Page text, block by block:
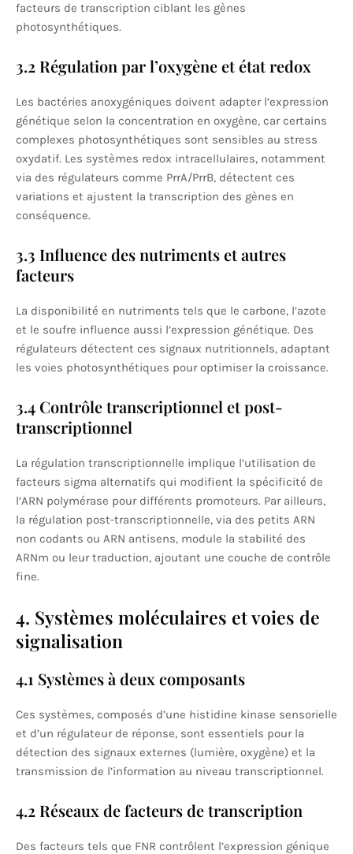
facteurs de transcription ciblant les gènes
photosynthétiques.
3.2 Régulation par l’oxygène et état redox
Les bactéries anoxygéniques doivent adapter l’expression
génétique selon la concentration en oxygène, car certains
complexes photosynthétiques sont sensibles au stress
oxydatif. Les systèmes redox intracellulaires, notamment
via des régulateurs comme PrrA/PrrB, détectent ces
variations et ajustent la transcription des gènes en
conséquence.
3.3 Influence des nutriments et autres
facteurs
La disponibilité en nutriments tels que le carbone, l’azote
et le soufre influence aussi l’expression génétique. Des
régulateurs détectent ces signaux nutritionnels, adaptant
les voies photosynthétiques pour optimiser la croissance.
3.4 Contrôle transcriptionnel et post-
transcriptionnel
La régulation transcriptionnelle implique l’utilisation de
facteurs sigma alternatifs qui modifient la spécificité de
l’ARN polymérase pour différents promoteurs. Par ailleurs,
la régulation post-transcriptionnelle, via des petits ARN
non codants ou ARN antisens, module la stabilité des
ARNm ou leur traduction, ajoutant une couche de contrôle
fine.
4. Systèmes moléculaires et voies de
signalisation
4.1 Systèmes à deux composants
Ces systèmes, composés d’une histidine kinase sensorielle
et d’un régulateur de réponse, sont essentiels pour la
détection des signaux externes (lumière, oxygène) et la
transmission de l’information au niveau transcriptionnel.
4.2 Réseaux de facteurs de transcription
Des facteurs tels que FNR contrôlent l’expression génique